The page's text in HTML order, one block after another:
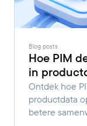
Blog posts
Hoe PIM
in
Ontdek hoe
productdata
betere